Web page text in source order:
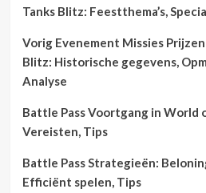
Tanks Blitz: Feestthema’s,
Vorig Evenement Missies
Blitz: Historische gegevens,
Analyse
Battle Pass Voortgang in World
Vereisten, Tips
Battle Pass Strategieën:
Efficiënt spelen, Tips